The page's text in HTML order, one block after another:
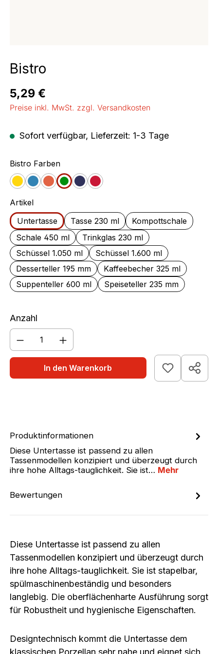
Bistro
Regulärer Preis:
5,29 €
Preise inkl. MwSt. zzgl. Versandkosten
Sofort verfügbar, Lieferzeit: 1-3 Tage
Bistro Farbenauswählen
GelbBlauOrange
GrünJeansCherry
Artikelauswählen
Untertasse
Tasse 230 ml
Kompottschale
Schale 450 ml
Trinkglas 230 ml
Schüssel 1.050 ml
Schüssel 1.600 ml
Desserteller 195 mm
Kaffeebecher 325 ml
Suppenteller 600 ml
Speiseteller 235 mm
Anzahl
Produkt Anzahl: Gib den gewünschten
In den Warenkorb
Produktinformationen
Diese Untertasse ist passend zu allen
Tassenmodellen konzipiert und überzeugt durch
ihre hohe Alltags-tauglichkeit. Sie ist… Mehr
Bewertungen
Diese Untertasse ist passend zu allen
Tassenmodellen konzipiert und überzeugt durch
ihre hohe Alltags-tauglichkeit. Sie ist stapelbar,
spülmaschinenbeständig und besonders
langlebig. Die oberflächenharte Ausführung sorgt
für Robustheit und hygienische Eigenschaften.
Designtechnisch kommt die Untertasse dem
klassischen Porzellan sehr nahe und eignet sich